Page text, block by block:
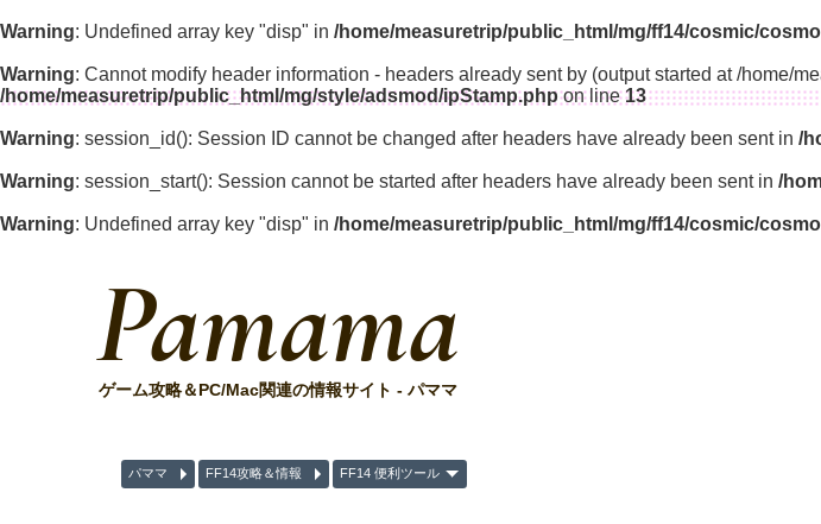
Warning: Undefined array key "disp" in /home/measuretrip/public_html/mg/ff14/cosmic/
Warning: Cannot modify header information - headers already sent by (output started at /home/
/home/measuretrip/public_html/mg/style/adsmod/ipStamp.phpon line13
Warning: session_id(): Session ID cannot be changed after headers have already been sent in /
Warning: session_start(): Session cannot be started after headers have already been sent in /
Warning: Undefined array key "disp" in /home/measuretrip/public_html/mg/ff14/cosmic/
Pamama
ゲーム攻略＆PC/Mac関連の情報サイト - パママ
パママ FF14攻略＆情報 FF14 便利ツール